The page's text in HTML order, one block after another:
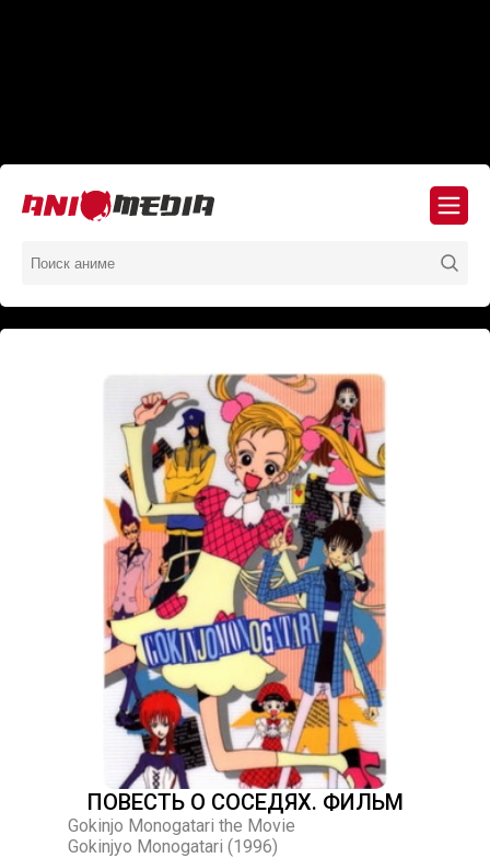
ПОВЕСТЬ О СОСЕДЯХ. ФИЛЬМ
Gokinjo Monogatari the Movie
Gokinjyo Monogatari (1996)